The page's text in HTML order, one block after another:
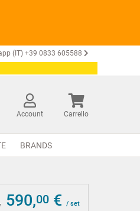
(IT) +39 0833 605588
Account Carrello
BRANDS
590,00 € / set